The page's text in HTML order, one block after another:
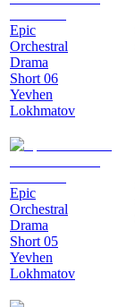
Epic
Orchestral
Drama
Short 06
Yevhen
Lokhmatov
Epic
Orchestral
Drama
Short 05
Yevhen
Lokhmatov